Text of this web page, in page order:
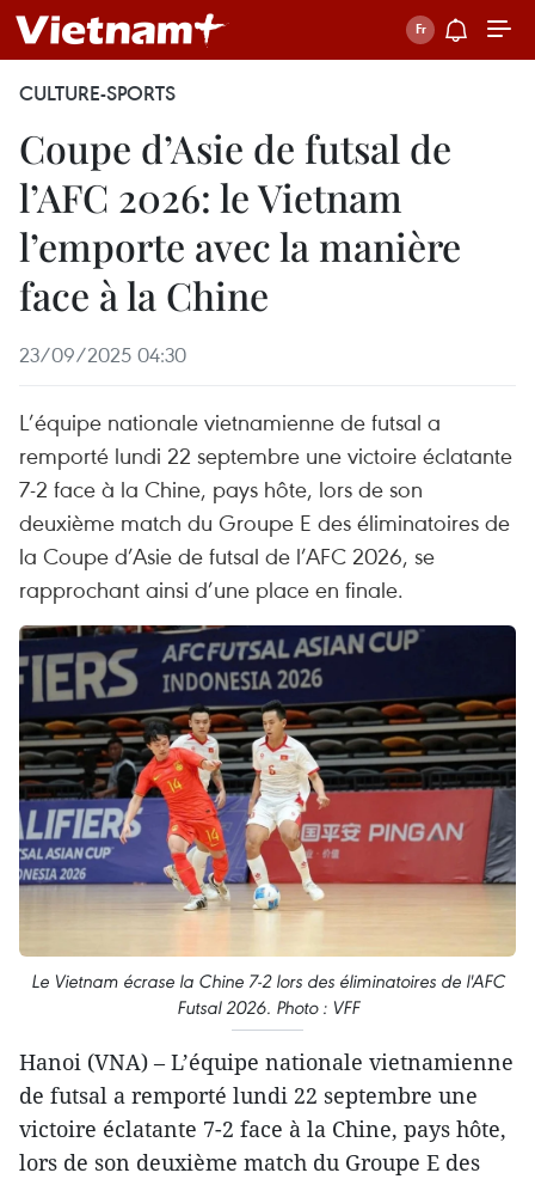
CULTURE-SPORTS
Coupe d’Asie de futsal de
l’AFC 2026: le Vietnam
l’emporte avec la manière
face à la Chine
23/09/2025 04:30
L’équipe nationale vietnamienne de futsal a
remporté lundi 22 septembre une victoire éclatante
7-2 face à la Chine, pays hôte, lors de son
deuxième match du Groupe E des éliminatoires de
la Coupe d’Asie de futsal de l’AFC 2026, se
rapprochant ainsi d’une place en finale.
Le Vietnam écrase la Chine 7-2 lors des éliminatoires de l'AFC
Futsal 2026. Photo : VFF
Hanoi (VNA) – L’équipe nationale vietnamienne
de futsal a remporté lundi 22 septembre une
victoire éclatante 7-2 face à la Chine, pays hôte,
lors de son deuxième match du Groupe E des